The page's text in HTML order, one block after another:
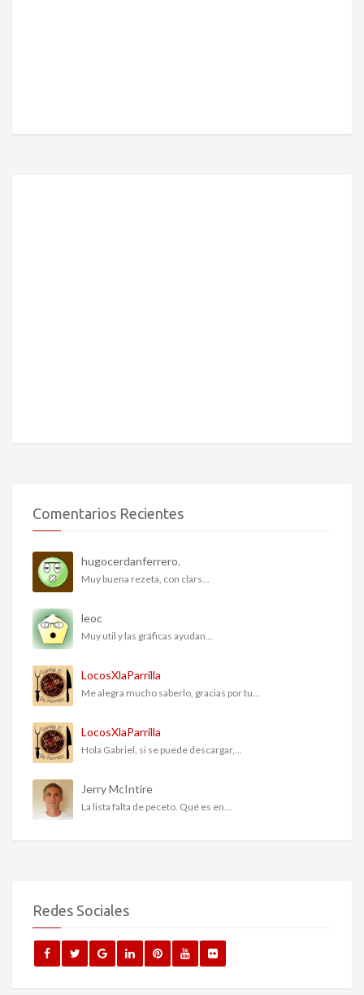
Comentarios Recientes
hugocerdanferrero.
Muy buena rezeta, con clars...
leoc
Muy util y las gráficas ayudan...
LocosXlaParrilla
Me alegra mucho saberlo, gracias por tu...
LocosXlaParrilla
Hola Gabriel, si se puede descargar,...
Jerry McIntire
La lista falta de peceto. Qué es en...
Redes Sociales